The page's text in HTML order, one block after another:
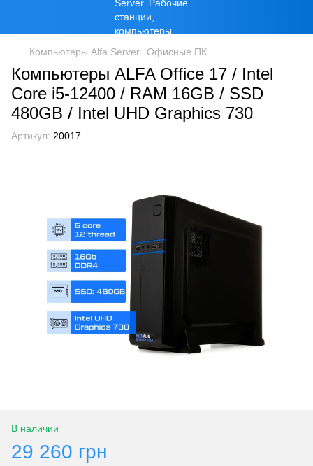
Компьютеры Alfa Server Офисные ПК
Компьютеры ALFA Office 17 / Intel
Core i5-12400 / RAM 16GB / SSD
480GB / Intel UHD Graphics 730
Артикул: 20017
В наличии
29 260 грн